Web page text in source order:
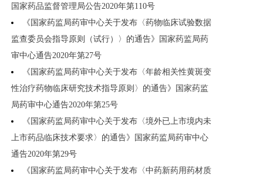
国家药品监督管理局公告2020年第110号
《国家药监局药审中心关于发布〈药物临床试验数据
监查委员会指导原则（试行）〉的通告》国家药监局药
审中心通告2020年第27号
《国家药监局药审中心关于发布〈年龄相关性黄斑变
性治疗药物临床研究技术指导原则〉的通告》国家药监
局药审中心通告2020年第25号
《国家药监局药审中心关于发布〈境外已上市境内未
上市药品临床技术要求〉的通告》国家药监局药审中心
通告2020年第29号
《国家药监局药审中心关于发布〈中药新药用药材质